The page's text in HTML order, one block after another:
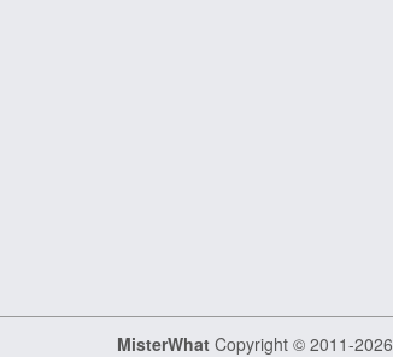
MisterWhat Copyright © 2011-2026